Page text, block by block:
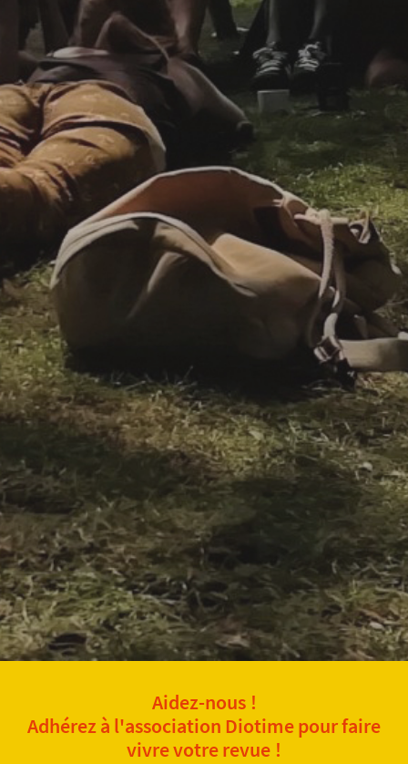
Aidez-nous !
Adhérez à l'association Diotime pour faire
vivre votre revue !